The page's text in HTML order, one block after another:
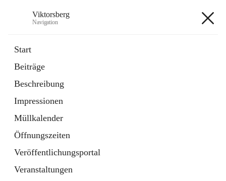
Viktorsberg
Navigation
Start
Beiträge
Beschreibung
Impressionen
Müllkalender
Öffnungszeiten
Veröffentlichungsportal
Veranstaltungen
1 Schnellzugriff
Bürgerservice
10 Schnellzugriffe